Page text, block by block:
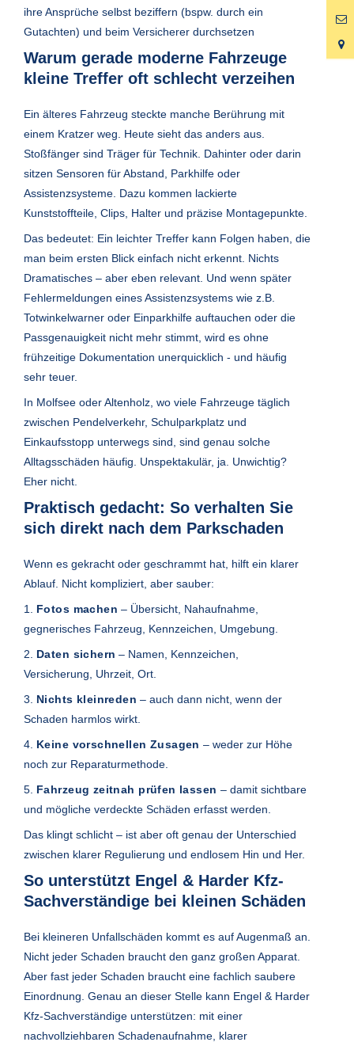
ihre Ansprüche selbst beziffern (bspw. durch ein
Gutachten) und beim Versicherer durchsetzen
Warum gerade moderne Fahrzeuge
kleine Treffer oft schlecht verzeihen
Ein älteres Fahrzeug steckte manche Berührung mit
einem Kratzer weg. Heute sieht das anders aus.
Stoßfänger sind Träger für Technik. Dahinter oder darin
sitzen Sensoren für Abstand, Parkhilfe oder
Assistenzsysteme. Dazu kommen lackierte
Kunststoffteile, Clips, Halter und präzise Montagepunkte.
Das bedeutet: Ein leichter Treffer kann Folgen haben, die
man beim ersten Blick einfach nicht erkennt. Nichts
Dramatisches – aber eben relevant. Und wenn später
Fehlermeldungen eines Assistenzsystems wie z.B.
Totwinkelwarner oder Einparkhilfe auftauchen oder die
Passgenauigkeit nicht mehr stimmt, wird es ohne
frühzeitige Dokumentation unerquicklich - und häufig
sehr teuer.
In Molfsee oder Altenholz, wo viele Fahrzeuge täglich
zwischen Pendelverkehr, Schulparkplatz und
Einkaufsstopp unterwegs sind, sind genau solche
Alltagsschäden häufig. Unspektakulär, ja. Unwichtig?
Eher nicht.
Praktisch gedacht: So verhalten Sie
sich direkt nach dem Parkschaden
Wenn es gekracht oder geschrammt hat, hilft ein klarer
Ablauf. Nicht kompliziert, aber sauber:
1. Fotos machen – Übersicht, Nahaufnahme,
gegnerisches Fahrzeug, Kennzeichen, Umgebung.
2. Daten sichern – Namen, Kennzeichen,
Versicherung, Uhrzeit, Ort.
3. Nichts kleinreden – auch dann nicht, wenn der
Schaden harmlos wirkt.
4. Keine vorschnellen Zusagen – weder zur Höhe
noch zur Reparaturmethode.
5. Fahrzeug zeitnah prüfen lassen – damit sichtbare
und mögliche verdeckte Schäden erfasst werden.
Das klingt schlicht – ist aber oft genau der Unterschied
zwischen klarer Regulierung und endlosem Hin und Her.
So unterstützt Engel & Harder Kfz-
Sachverständige bei kleinen Schäden
Bei kleineren Unfallschäden kommt es auf Augenmaß an.
Nicht jeder Schaden braucht den ganz großen Apparat.
Aber fast jeder Schaden braucht eine fachlich saubere
Einordnung. Genau an dieser Stelle kann Engel & Harder
Kfz-Sachverständige unterstützen: mit einer
nachvollziehbaren Schadenaufnahme, klarer